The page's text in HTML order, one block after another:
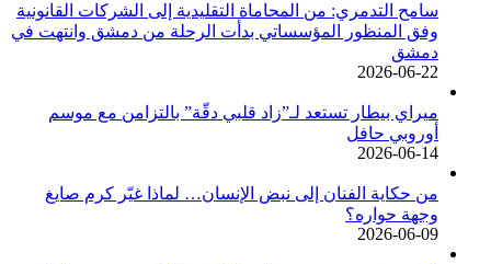
سامح التدمري: من المحاماة التقليدية إلى الشركات القانونية
وفق المنظور المؤسساتي بدأت الرحلة من دمشق وانتهت في
دمشق
2026-06-22
ميراي بيطار تستعد لـ”زاد قلبي دقّة” بالتزامن مع موسم
أوروبي حافل
2026-06-14
من حكاية الفنان إلى نبض الإنسان… لماذا غيّر كرم صايغ
وجهة حواره؟
2026-06-09